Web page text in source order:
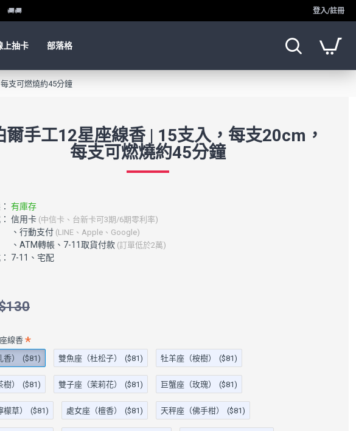
🚚🚚 登入/註冊
上抽卡 部落格
支可燃燒約45分鐘
爾手工12星座線香 | 15支入，每支20cm，
每支可燃燒約45分鐘
有庫存
信用卡 (中信卡、台新卡可3期/6期零利率)
7-11、宅配
線香
）
($81) 雙魚座（杜松子） ($81) 牡羊座（桉樹） ($81)
） ($81) 雙子座（茉莉花） ($81) 巨蟹座（玫瑰） ($81)
草） ($81) 處女座（檀香） ($81) 天秤座（佛手柑） ($81)